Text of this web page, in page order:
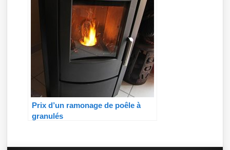
Prix d’un ramonage de poêle à
granulés